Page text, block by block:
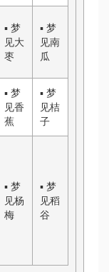
▪ 梦
见大
枣
▪ 梦
见南
瓜
▪ 梦
见香
蕉
▪ 梦
见桔
子
▪ 梦
见杨
梅
▪ 梦
见稻
谷